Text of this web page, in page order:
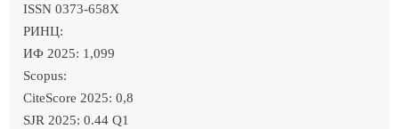
ISSN 0373-658X
РИНЦ:
ИФ 2025: 1,099
Scopus:
CiteScore 2025: 0,8
SJR 2025: 0.44 Q1